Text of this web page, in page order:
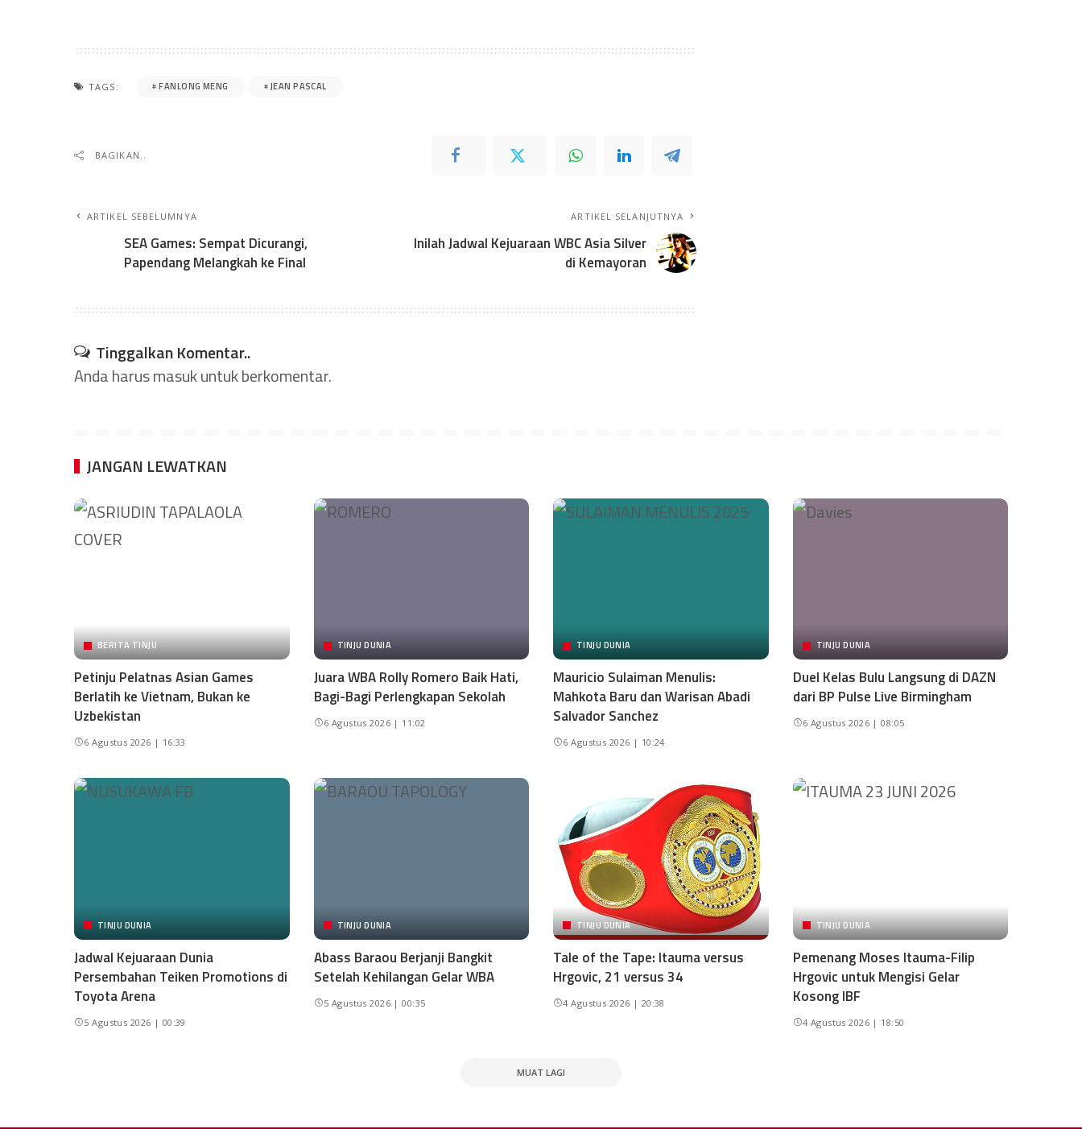
TAGS: FANLONG MENG JEAN PASCAL
BAGIKAN..
ARTIKEL SEBELUMNYA
SEA Games: Sempat Dicurangi,
Papendang Melangkah ke Final
ARTIKEL SELANJUTNYA
Inilah Jadwal Kejuaraan WBC Asia Silver
di Kemayoran
Tinggalkan Komentar..
Anda harusmasukuntuk berkomentar.
JANGAN LEWATKAN
BERITA TINJU
Petinju Pelatnas Asian Games
Berlatih ke Vietnam, Bukan ke
Uzbekistan
6 Agustus 2026 | 16:33
TINJU DUNIA
Juara WBA Rolly Romero Baik Hati,
Bagi-Bagi Perlengkapan Sekolah
6 Agustus 2026 | 11:02
TINJU DUNIA
Mauricio Sulaiman Menulis:
Mahkota Baru dan Warisan Abadi
Salvador Sanchez
6 Agustus 2026 | 10:24
TINJU DUNIA
Duel Kelas Bulu Langsung di DAZN
dari BP Pulse Live Birmingham
6 Agustus 2026 | 08:05
TINJU DUNIA
Jadwal Kejuaraan Dunia
Persembahan Teiken Promotions di
Toyota Arena
5 Agustus 2026 | 00:39
TINJU DUNIA
Abass Baraou Berjanji Bangkit
Setelah Kehilangan Gelar WBA
5 Agustus 2026 | 00:35
TINJU DUNIA
Tale of the Tape: Itauma versus
Hrgovic, 21 versus 34
4 Agustus 2026 | 20:38
TINJU DUNIA
Pemenang Moses Itauma-Filip
Hrgovic untuk Mengisi Gelar
Kosong IBF
4 Agustus 2026 | 18:50
MUAT LAGI